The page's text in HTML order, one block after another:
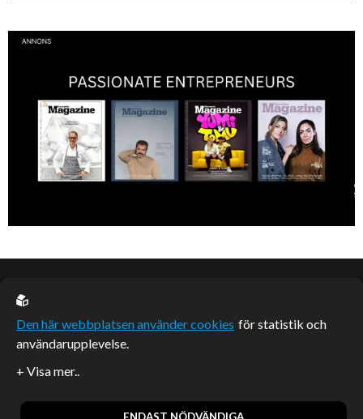
En av svergies mest talangfyllda tatuerare. Läs om hans historia och
EU casino
Artiklar publicerade på webbplatsen som inte är märkta
redaktionellt är betalda samarbeten.
Den här webbplatsen använder cookies för statistik och
användarupplevelse.